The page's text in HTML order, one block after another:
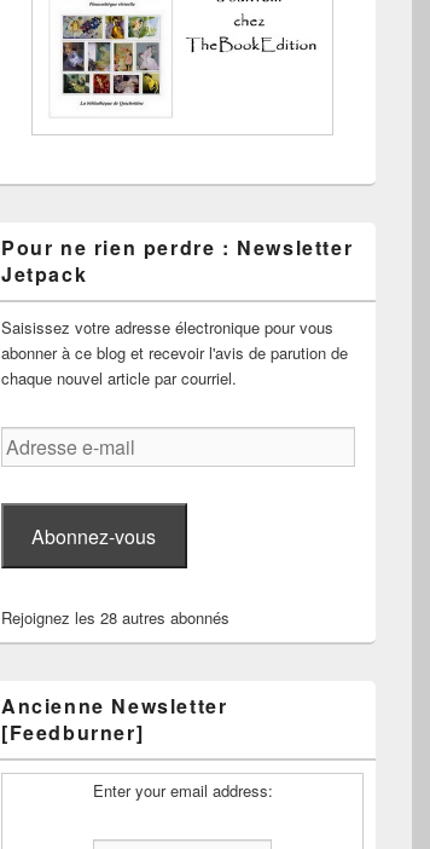
Pour ne rien perdre : Newsletter
Jetpack
Saisissez votre adresse électronique pour vous
abonner à ce blog et recevoir l'avis de parution de
chaque nouvel article par courriel.
Adresse
e-
Abonnez-vous
Rejoignez les 28 autres abonnés
Ancienne Newsletter
[Feedburner]
Enter your email address: